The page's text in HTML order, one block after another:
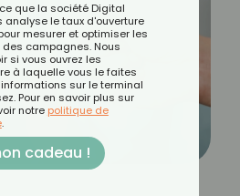
que la société Digital
analyse le taux d'ouverture
mesurer et optimiser les
campagnes. Nous
si vous ouvrez les
à laquelle vous le faites
sur le terminal
Pour en savoir plus sur
notre politique de
.
cadeau !